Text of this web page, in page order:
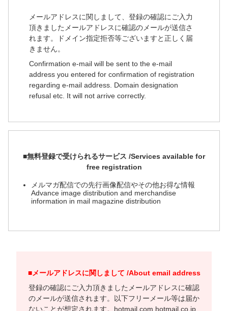
メールアドレスに関しまして、登録の確認にご入力
頂きましたメールアドレスに確認のメールが送信さ
れます。ドメイン指定拒否等ございますと正しく届
きません。
Confirmation e-mail will be sent to the e-mail
address you entered for confirmation of registration
regarding e-mail address. Domain designation
refusal etc. It will not arrive correctly.
■無料登録で受けられるサービス /Services available for
free registration
メルマガ配信での先行画像配信やその他お得な情報
Advance image distribution and merchandise
information in mail magazine distribution
■メールアドレスに関しまして /About email address
登録の確認にご入力頂きましたメールアドレスに確認
のメールが送信されます。以下フリーメール等は届か
ないことが想定されます。hotmail.com hotmail.co.jp